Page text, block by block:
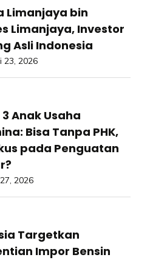
Limanjaya bin
Limanjaya, Investor
Asli Indonesia
23, 2026
Anak Usaha
Bisa Tanpa PHK,
pada Penguatan
2026
Targetkan
Impor Bensin